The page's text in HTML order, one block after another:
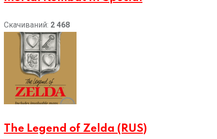
Скачиваний: 2 468
The Legend of Zelda (RUS)